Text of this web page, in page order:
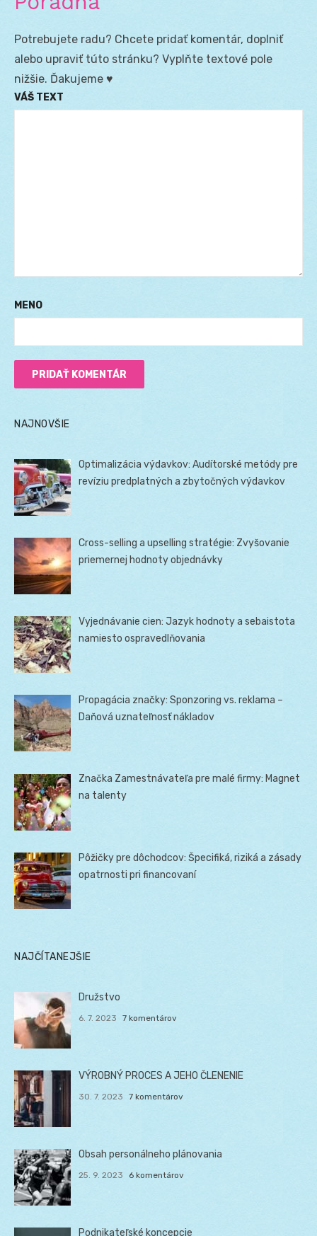
Potrebujete radu? Chcete pridať komentár, doplniť
alebo upraviť túto stránku? Vyplňte textové pole
nižšie. Ďakujeme ♥
VÁŠ TEXT
MENO
NAJNOVŠIE
Optimalizácia výdavkov: Audítorské metódy pre
revíziu predplatných a zbytočných výdavkov
Cross-selling a upselling stratégie: Zvyšovanie
priemernej hodnoty objednávky
Vyjednávanie cien: Jazyk hodnoty a sebaistota
namiesto ospravedlňovania
Propagácia značky: Sponzoring vs. reklama –
Daňová uznateľnosť nákladov
Značka Zamestnávateľa pre malé firmy: Magnet
na talenty
Pôžičky pre dôchodcov: Špecifiká, riziká a zásady
opatrnosti pri financovaní
NAJČÍTANEJŠIE
Družstvo
6. 7. 2023 7 komentárov
VÝROBNÝ PROCES A JEHO ČLENENIE
30. 7. 2023 7 komentárov
Obsah personálneho plánovania
25. 9. 2023 6 komentárov
Podnikateľské koncepcie